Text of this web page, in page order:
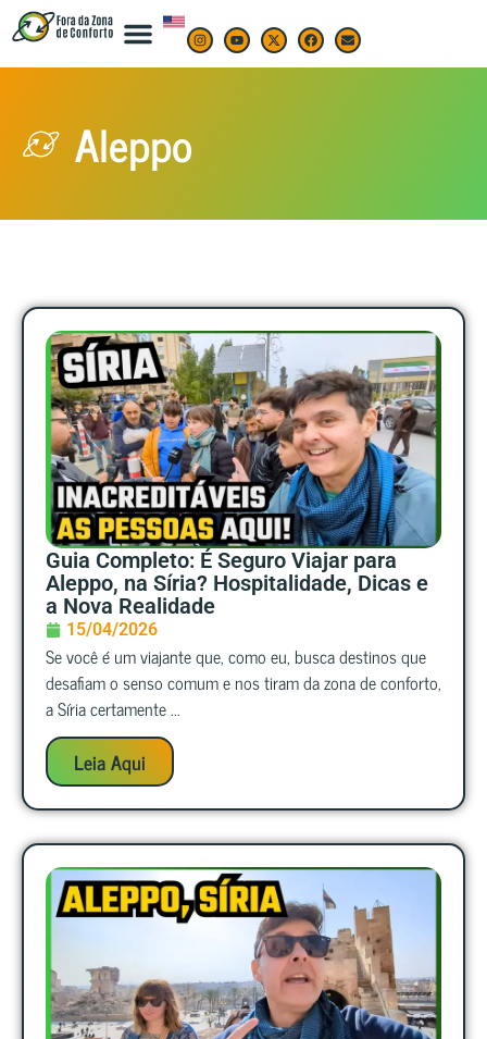
Aleppo
Guia Completo: É Seguro Viajar para
Aleppo, na Síria? Hospitalidade, Dicas e
a Nova Realidade
15/04/2026
Se você é um viajante que, como eu, busca destinos que
desafiam o senso comum e nos tiram da zona de conforto,
a Síria certamente ...
Leia Aqui